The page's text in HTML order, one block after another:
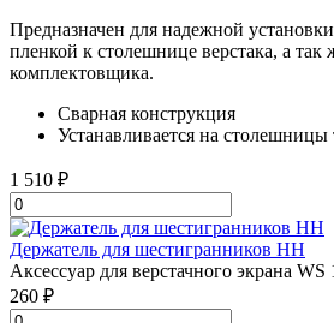
Предназначен для надежной
пленкой к столешнице верстака, а так
комплектовщика.
Сварная конструкция
Устанавливается на
1 510 ₽
Держатель для шестигранников HH
Аксессуар для верстачного экрана
260 ₽